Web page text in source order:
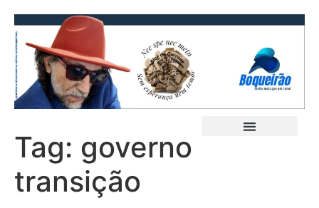
Tag: governo
transição